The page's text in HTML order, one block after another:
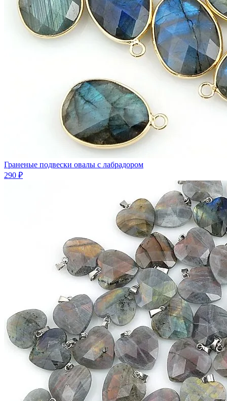
Граненые подвески овалы с лабрадором
290 ₽